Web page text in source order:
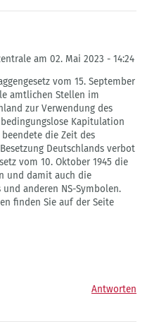
am 02. Mai 2023 - 14:24
vom 15. September
amtlichen Stellen im
zur Verwendung des
Kapitulation
die Zeit des
Deutschlands verbot
vom 10. Oktober 1945 die
und damit auch die
anderen NS-Symbolen.
finden Sie auf der Seite
Antworten